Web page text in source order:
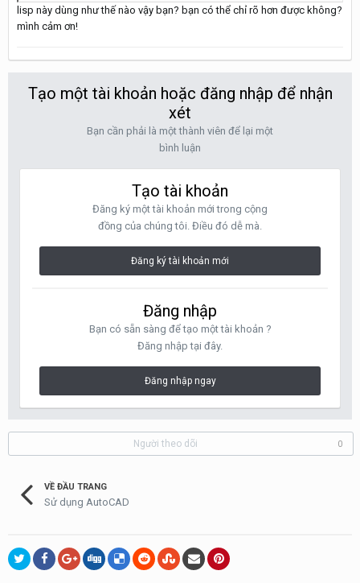
lisp này dùng như thế nào vậy bạn? bạn có thể chỉ rõ hơn được không?
mình cảm ơn!
Tạo một tài khoản hoặc đăng nhập để nhận
xét
Bạn cần phải là một thành viên để lại một
bình luận
Tạo tài khoản
Đăng ký một tài khoản mới trong cộng
đồng của chúng tôi. Điều đó dễ mà.
Đăng ký tài khoản mới
Đăng nhập
Bạn có sẵn sàng để tạo một tài khoản ?
Đăng nhập tại đây.
Đăng nhập ngay
Người theo dõi 0
VỀ ĐẦU TRANG
Sử dụng AutoCAD